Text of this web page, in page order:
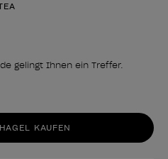
gelingt Ihnen ein Treffer.
KAUFEN